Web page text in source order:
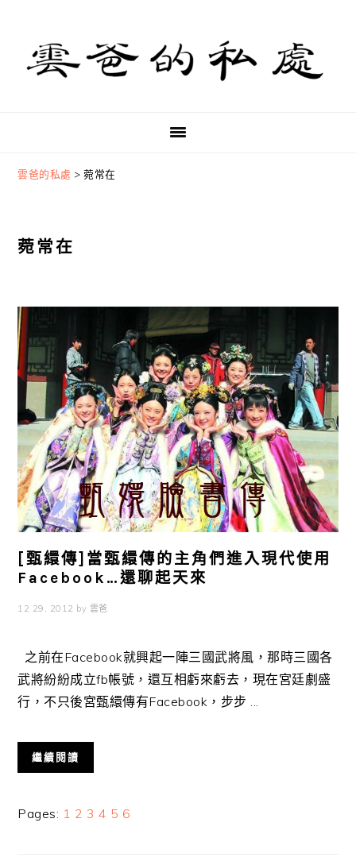
primary
navigation
content
primary
sidebar
雲爸的私處 >菀常在
菀常在
[甄繯傳]當甄繯傳的主角們進入現代使用
Facebook…還聊起天來
12 29, 2012 by 雲爸
之前在Facebook就興起一陣三國武將風，那時三國各
武將紛紛成立fb帳號，還互相虧來虧去，現在宮廷劇盛
行，不只後宮甄繯傳有Facebook，步步 ...
繼續閱讀
Pages: Page
1 Page
2 Page
3 Page
4 Page
5 Page
6